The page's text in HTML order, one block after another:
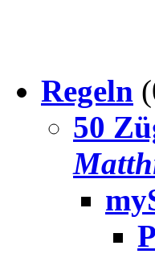
Regeln
50